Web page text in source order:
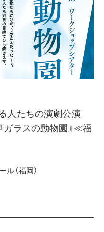
人たちの演劇公演
ラスの動物園』≪福
（福岡）